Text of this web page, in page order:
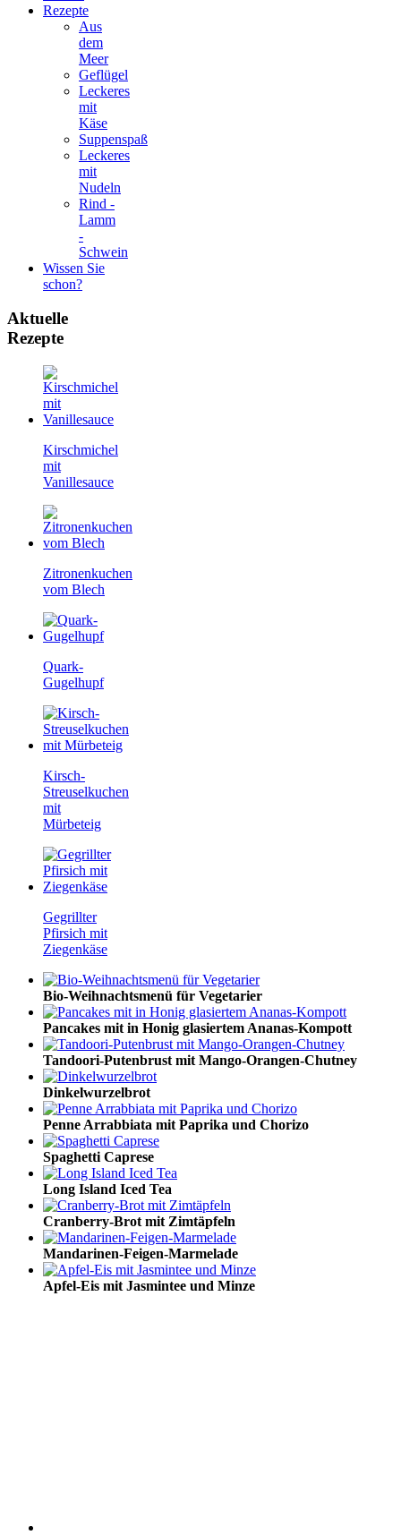
Rezepte
Aus
dem
Meer
Geflügel
Leckeres
mit
Käse
Suppenspaß
Leckeres
mit
Nudeln
Rind -
Lamm
-
Schwein
Wissen Sie
schon?
Aktuelle
Rezepte
Kirschmichel
mit
Vanillesauce
Zitronenkuchen
vom Blech
Quark-
Gugelhupf
Kirsch-
Streuselkuchen
mit
Mürbeteig
Gegrillter
Pfirsich mit
Ziegenkäse
Bio-Weihnachtsmenü für Vegetarier
Pancakes mit in Honig glasiertem Ananas-Kompott
Tandoori-Putenbrust mit Mango-Orangen-Chutney
Dinkelwurzelbrot
Penne Arrabbiata mit Paprika und Chorizo
Spaghetti Caprese
Long Island Iced Tea
Cranberry-Brot mit Zimtäpfeln
Mandarinen-Feigen-Marmelade
Apfel-Eis mit Jasmintee und Minze